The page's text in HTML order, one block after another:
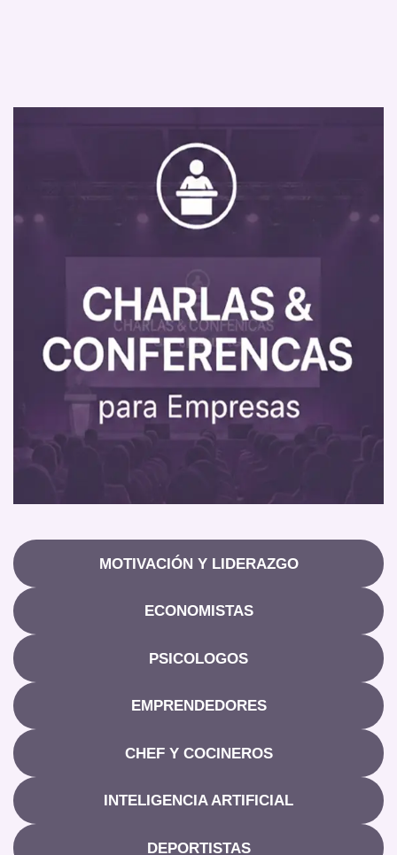
MOTIVACIÓN Y LIDERAZGO
ECONOMISTAS
PSICOLOGOS
EMPRENDEDORES
CHEF Y COCINEROS
INTELIGENCIA ARTIFICIAL
DEPORTISTAS